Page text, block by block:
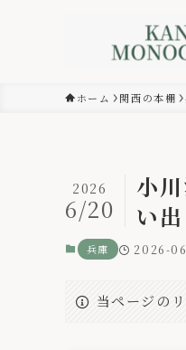
ホーム 関西の本棚
小
い出
2026
6/20
兵庫 2026-
当ページの